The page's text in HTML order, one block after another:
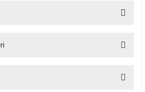
ilk yorumu siz yapın!